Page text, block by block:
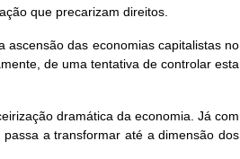
que precarizam direitos.
ascensão das economias capitalistas no
de uma tentativa de controlar esta
dramática da economia. Já com
a transformar até a dimensão dos